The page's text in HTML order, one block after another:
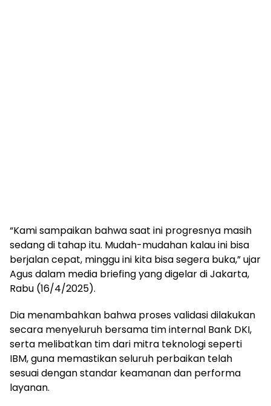
“Kami sampaikan bahwa saat ini progresnya masih
sedang di tahap itu. Mudah-mudahan kalau ini bisa
berjalan cepat, minggu ini kita bisa segera buka,” ujar
Agus dalam media briefing yang digelar di Jakarta,
Rabu (16/4/2025).
Dia menambahkan bahwa proses validasi dilakukan
secara menyeluruh bersama tim internal Bank DKI,
serta melibatkan tim dari mitra teknologi seperti
IBM, guna memastikan seluruh perbaikan telah
sesuai dengan standar keamanan dan performa
layanan.